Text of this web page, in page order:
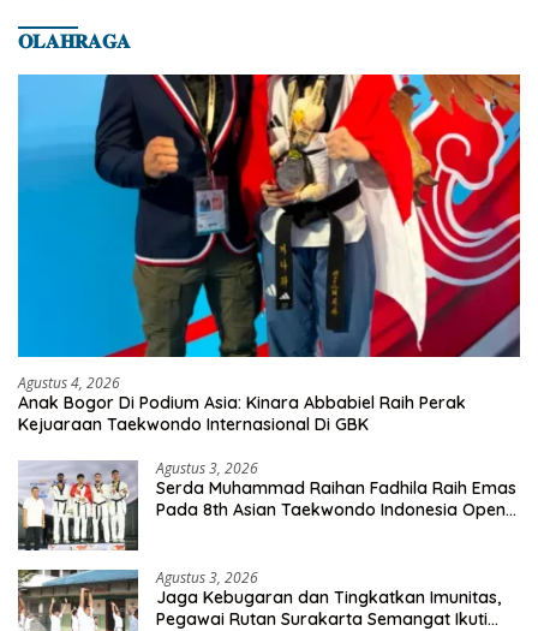
𝐎𝐋𝐀𝐇𝐑𝐀𝐆𝐀
Agustus 4, 2026
Anak Bogor Di Podium Asia: Kinara Abbabiel Raih Perak
Kejuaraan Taekwondo Internasional Di GBK
Agustus 3, 2026
Serda Muhammad Raihan Fadhila Raih Emas
Pada 8th Asian Taekwondo Indonesia Open
Agustus 3, 2026
Jaga Kebugaran dan Tingkatkan Imunitas,
Pegawai Rutan Surakarta Semangat Ikuti